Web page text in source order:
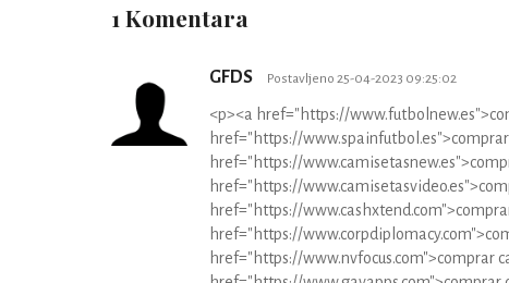
1 Komentara
GFDS Postavljeno 25-04-2023 09:25:02
<p><a href="https://
href="https://
href="https://
href="https://
href="https://
href="https://
href="https://www.nvfocus.com">comprar